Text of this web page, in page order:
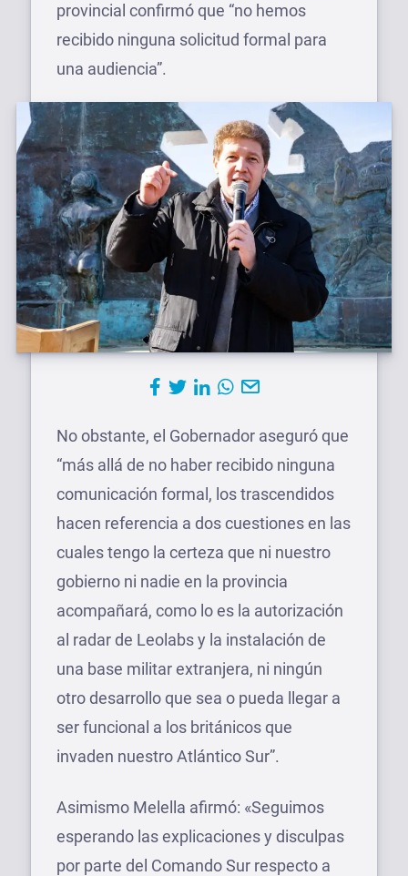
provincial confirmó que “no hemos
recibido ninguna solicitud formal para
una audiencia”.
No obstante, el Gobernador aseguró que
“más allá de no haber recibido ninguna
comunicación formal, los trascendidos
hacen referencia a dos cuestiones en las
cuales tengo la certeza que ni nuestro
gobierno ni nadie en la provincia
acompañará, como lo es la autorización
al radar de Leolabs y la instalación de
una base militar extranjera, ni ningún
otro desarrollo que sea o pueda llegar a
ser funcional a los británicos que
invaden nuestro Atlántico Sur”.
Asimismo Melella afirmó: «Seguimos
esperando las explicaciones y disculpas
por parte del Comando Sur respecto a